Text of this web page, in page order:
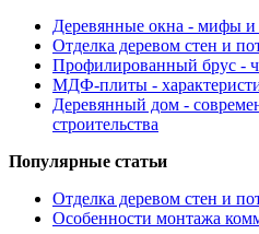
Деревянные окна - мифы и
Отделка деревом стен и
Профилированный брус -
МДФ-плиты -
Деревянный дом -
строительства
Популярные статьи
Отделка деревом стен и
Особенности монтажа